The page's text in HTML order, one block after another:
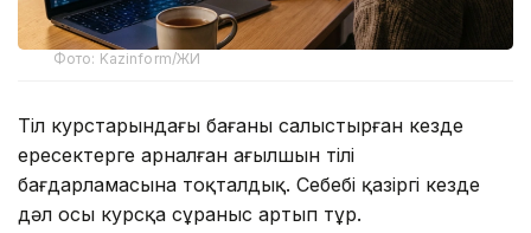
Фото: Kazinform/ЖИ
Тіл курстарындағы бағаны салыстырған кезде
ересектерге арналған ағылшын тілі
бағдарламасына тоқталдық. Себебі қазіргі кезде
дәл осы курсқа сұраныс артып тұр.